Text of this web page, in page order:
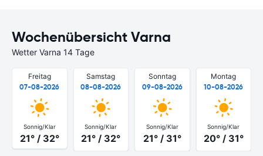
Wochenübersicht Varna
Wetter Varna 14 Tage
Freitag
07-08-2026
Sonnig/Klar
21° / 32°
Samstag
08-08-2026
Sonnig/Klar
21° / 32°
Sonntag
09-08-2026
Sonnig/Klar
21° / 31°
Montag
10-08-2026
Sonnig/Klar
20° / 31°